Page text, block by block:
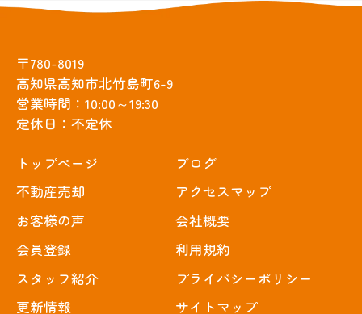
〒780-8019
高知県高知市北竹島町6-9
営業時間：10:00～19:30
定休日：不定休
トップぺージ
不動産売却
お客様の声
会員登録
スタッフ紹介
更新情報
ブログ
アクセスマップ
会社概要
利用規約
プライバシーポリシー
サイトマップ